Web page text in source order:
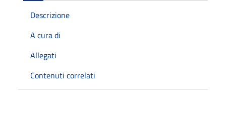
Descrizione
A cura di
Allegati
Contenuti correlati